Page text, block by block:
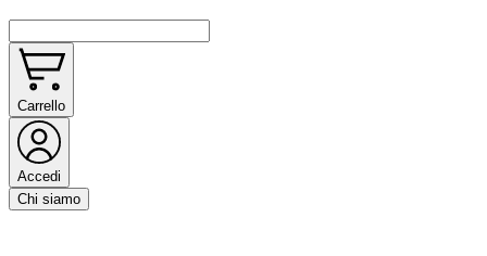
Carrello
Accedi
Chi siamo